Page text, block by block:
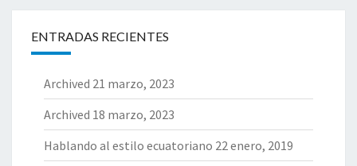
ENTRADAS RECIENTES
Archived 21 marzo, 2023
Archived 18 marzo, 2023
Hablando al estilo ecuatoriano 22 enero, 2019